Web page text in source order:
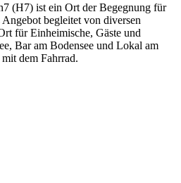
(H7) ist ein Ort der Begegnung für
begleitet von diversen
für Einheimische, Gäste und
Bar am Bodensee und Lokal am
dem Fahrrad.